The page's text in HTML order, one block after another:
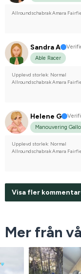
Allroundschabrak Amara
Sandra A
Able Racer
Upplevd storlek: Normal
Allroundschabrak Amara
Helene G
Manouvering
Upplevd storlek: Normal
Allroundschabrak Amara
Visa fler
Mer från